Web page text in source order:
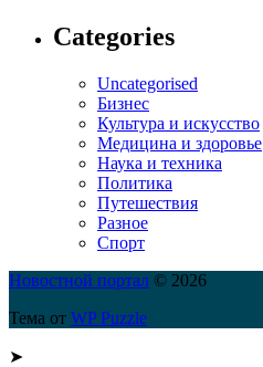
Categories
Uncategorised
Бизнес
Культура и искусство
Медицина и здоровье
Наука и техника
Политика
Путешествия
Разное
Спорт
Новостной портал © 2026
Тема от WP Puzzle
➤